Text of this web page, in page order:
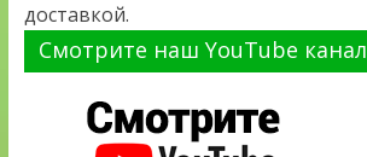
доставкой.
Смотрите наш YouTube канал